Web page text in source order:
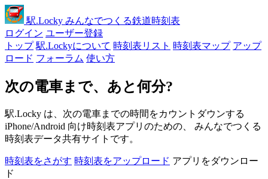
駅.Locky みんなでつくる鉄道時刻表
ログイン ユーザー登録
トップ 駅.Lockyについて 時刻表リスト 時刻表マップ アップ
ロード フォーラム 使い方
次の電車まで、あと何分?
駅.Locky は、次の電車までの時間をカウントダウンする
iPhone/Android 向け時刻表アプリのための、 みんなでつくる
時刻表データ共有サイトです。
時刻表をさがす 時刻表をアップロード アプリをダウンロー
ド